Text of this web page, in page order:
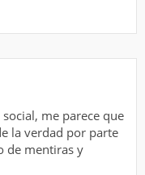
me parece que
la verdad por parte
de mentiras y